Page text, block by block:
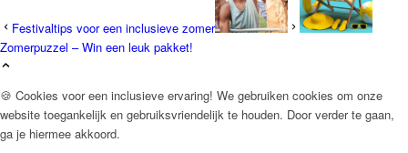
Festivaltips voor een inclusieve zomer
Zomerpuzzel – Win een leuk pakket!
🍪 Cookies voor een inclusieve ervaring! We gebruiken cookies om onze
website toegankelijk en gebruiksvriendelijk te houden. Door verder te gaan,
ga je hiermee akkoord.